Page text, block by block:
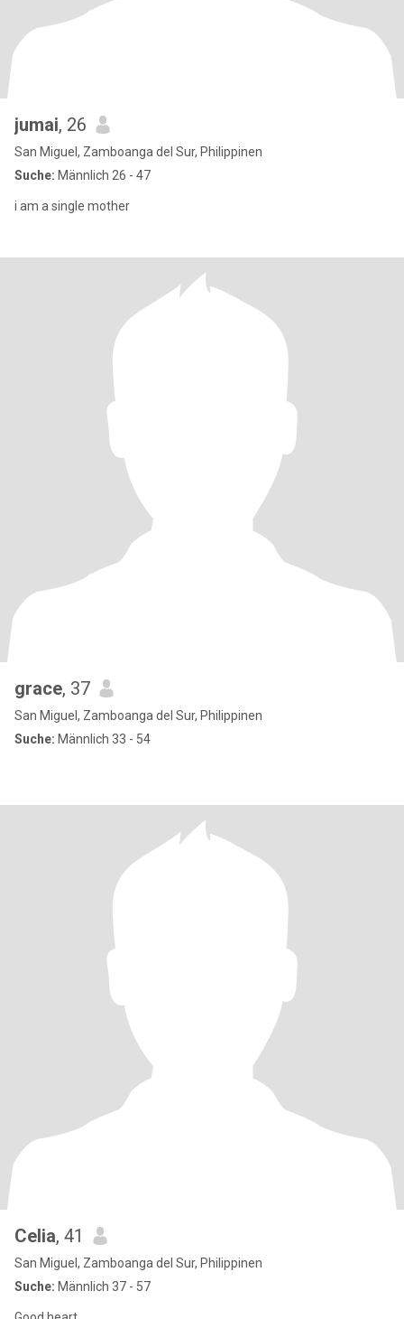
jumai, 26
San Miguel, Zamboanga del Sur, Philippinen
Suche: Männlich 26 - 47
i am a single mother
grace, 37
San Miguel, Zamboanga del Sur, Philippinen
Suche: Männlich 33 - 54
Celia, 41
San Miguel, Zamboanga del Sur, Philippinen
Suche: Männlich 37 - 57